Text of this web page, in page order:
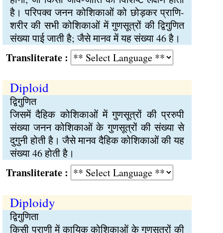
है। परिपक्व जनन कोशिकाओं को छोड़कर प्राणि-
शरीर की सभी कोशिकाओं में गुणसूत्रों की द्विगुणित
संख्या पाई जाती है; जैसे मानव में यह संख्या 46 है।
:
Diploid
द्विगुणित
जिसमें दैहिक कोशिकाओं में गुणसूत्रों की प्ररुपी
संख्या जनन कोशिकाओं के गुणसूत्रों की संख्या से
दुगुनी होती है। जैसे मानव दैहिक कोशिकाओं की यह
संख्या 46 होती है।
:
Diploidy
द्विगुणिता
किसी प्राणी में कायिक कोशिकाओं के गुणसूत्रों की